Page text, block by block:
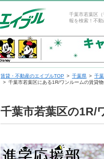
千葉市若葉区
報を検索！不動
賃貸・不動産のエイブルTOP 千葉県
千
千葉市若葉区にある1R/ワンルームの賃貸
千葉市若葉区の1R/